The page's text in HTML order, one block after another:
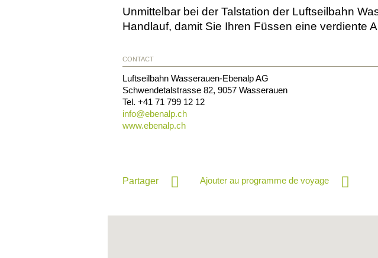
Unmittelbar bei der Talstation der Luftseilbahn
Handlauf, damit Sie Ihren Füssen eine verdiente
CONTACT
Luftseilbahn Wasserauen-Ebenalp AG
Schwendetalstrasse 82, 9057 Wasserauen
Tel. +41 71 799 12 12
info@ebenalp.ch
www.ebenalp.ch
Partager Ajouter au programme de voyage